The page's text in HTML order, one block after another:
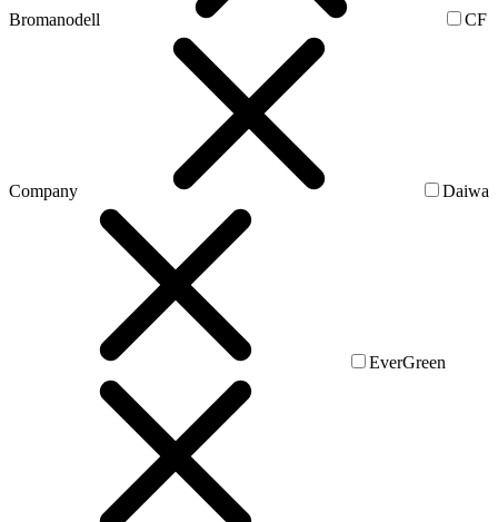
Bromanodell CF
Company Daiwa
EverGreen